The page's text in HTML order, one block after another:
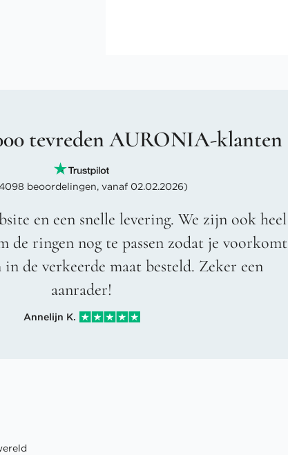
tevreden AURONIA-klanten
beoordelingen, vanaf 02.02.2026)
en een snelle levering. We zijn ook heel
de ringen nog te passen zodat je voorkomt
de verkeerde maat besteld. Zeker een
aanrader!
Annelijn K.